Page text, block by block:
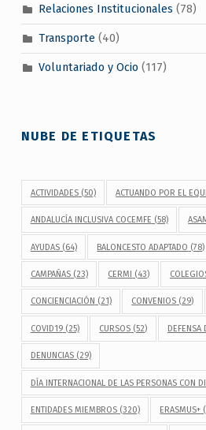
Relaciones Institucionales (78)
Transporte(40)
Voluntariado y Ocio (117)
NUBE DE ETIQUETAS
ACTIVIDADES(50) ACTUANDO POR EL
ANDALUCÍA INCLUSIVA COCEMFE (58)
AYUDAS(64) BALONCESTO ADAPTADO (78)
CAMPAÑAS(23) CERMI (43)
CONCIENCIACIÓN (21) CONVENIOS (29)
COVID19(25) CURSOS (52) DEFENSA
DENUNCIAS(29)
DÍA INTERNACIONAL DE LAS PERSONAS CON
ENTIDADES MIEMBROS(320) ERASMUS+